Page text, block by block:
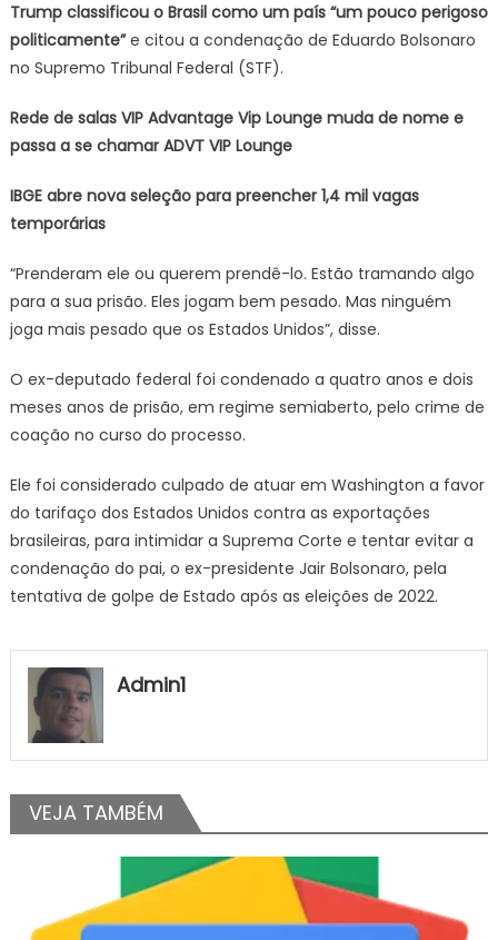
Trump classificou o Brasil como um país “um pouco perigoso
politicamente”e citou a condenação de Eduardo Bolsonaro
no Supremo Tribunal Federal (STF).
Rede de salas VIP Advantage Vip Lounge muda de nome e
passa a se chamar ADVT VIP Lounge
IBGE abre nova seleção para preencher 1,4 mil vagas
temporárias
“Prenderam ele ou querem prendê-lo. Estão tramando algo
para a sua prisão. Eles jogam bem pesado. Mas ninguém
joga mais pesado que os Estados Unidos”, disse.
O ex-deputado federal foi condenado a quatro anos e dois
meses anos de prisão, em regime semiaberto, pelo crime de
coação no curso do processo.
Ele foi considerado culpado de atuar em Washington a favor
do tarifaço dos Estados Unidos contra as exportações
brasileiras, para intimidar a Suprema Corte e tentar evitar a
condenação do pai, o ex-presidente Jair Bolsonaro, pela
tentativa de golpe de Estado após as eleições de 2022.
Admin1
VEJA TAMBÉM